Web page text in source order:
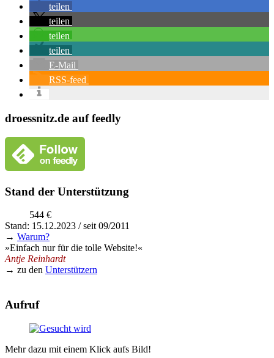
teilen
teilen
teilen
teilen
E-Mail
RSS-feed
droessnitz.de auf feedly
Stand der Unterstützung
544 €
Stand: 15.12.2023 / seit 09/2011
→ Warum?
»Einfach nur für die tolle Website!«
Antje Reinhardt
→ zu den Unterstützern
Aufruf
Mehr dazu mit einem Klick aufs Bild!